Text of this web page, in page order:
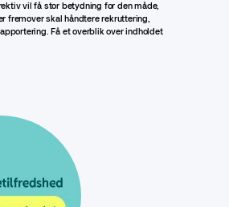
vil få stor betydning for den måde,
fremover skal håndtere rekruttering,
Få et overblik over indholdet